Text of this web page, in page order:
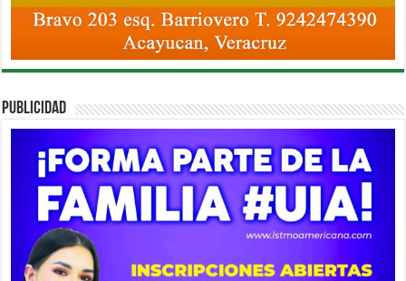
PUBLICIDAD